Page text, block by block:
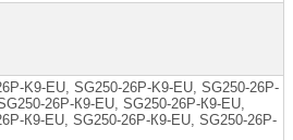
K9-EU, SG250-26P-K9-EU, SG250-26P-
26P-К9-ЕU, SG250-26P-К9-ЕU,
К9-ЕU, SG250-26Р-К9-ЕU, SG250-26Р-